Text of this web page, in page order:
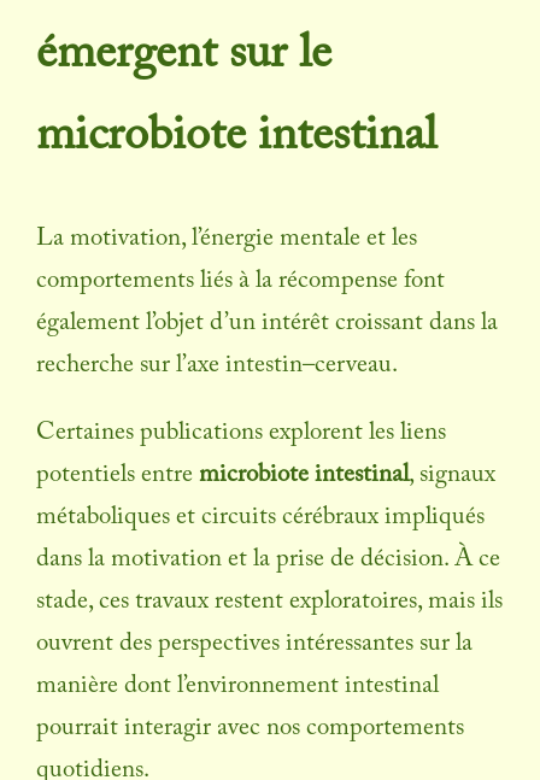
émergent sur le
microbiote intestinal
La motivation, l’énergie mentale et les
comportements liés à la récompense font
également l’objet d’un intérêt croissant dans la
recherche sur l’axe intestin–cerveau.
Certaines publications explorent les liens
potentiels entre microbiote intestinal, signaux
métaboliques et circuits cérébraux impliqués
dans la motivation et la prise de décision. À ce
stade, ces travaux restent exploratoires, mais ils
ouvrent des perspectives intéressantes sur la
manière dont l’environnement intestinal
pourrait interagir avec nos comportements
quotidiens.